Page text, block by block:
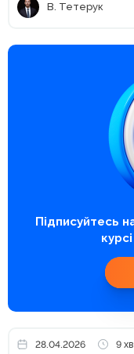
В. Тетерук
Підписуйтесь
28.04.2026 9 хв